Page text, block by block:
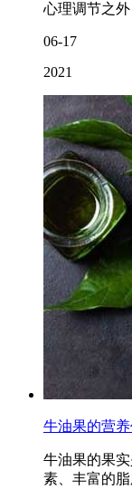
心理调节之
06-17
2021
牛油果的营
牛油果的果
素、丰富的